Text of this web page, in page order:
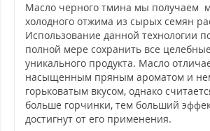
Масло черного тмина мы получаем
холодного отжима из сырых семян
Использование данной технологии
полной мере сохранить все
уникального продукта. Масло
насыщенным пряным ароматом и
горьковатым вкусом, однако
больше горчинки, тем больший
достигнут от его применения.